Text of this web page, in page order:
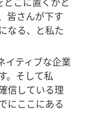
皆さんが下す
なる、と私た
イティブな企業
。そして私
信している理
にここにある